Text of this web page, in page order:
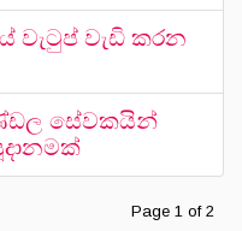
වැටුප් වැඩි කරන
සේවකයින්
Page 1 of 2